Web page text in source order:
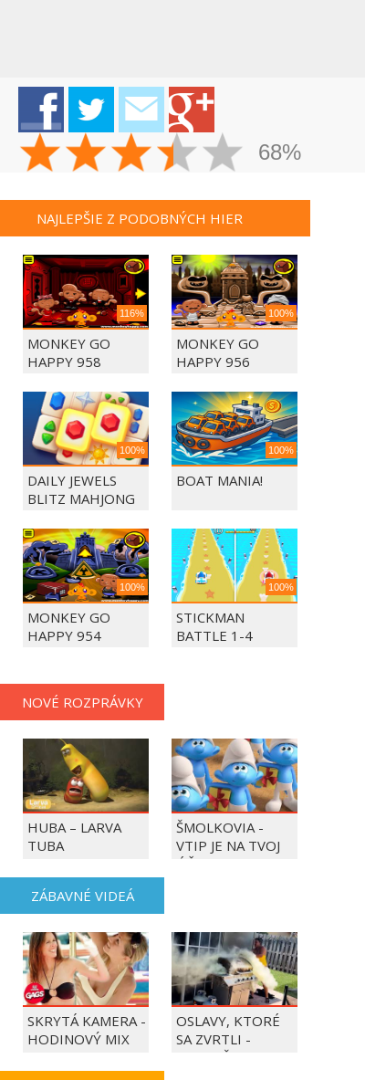
68%
NAJLEPŠIE Z PODOBNÝCH HIER
116%
MONKEY GO
HAPPY 958
100%
MONKEY GO
HAPPY 956
100%
DAILY JEWELS
BLITZ MAHJONG
100%
BOAT MANIA!
100%
MONKEY GO
HAPPY 954
100%
STICKMAN
BATTLE 1-4
NOVÉ ROZPRÁVKY
HUBA – LARVA
TUBA
ŠMOLKOVIA -
VTIP JE NA TVOJ
ÚČET
ZÁBAVNÉ VIDEÁ
SKRYTÁ KAMERA -
HODINOVÝ MIX
OSLAVY, KTORÉ
SA ZVRTLI -
NAJLEPŠIE